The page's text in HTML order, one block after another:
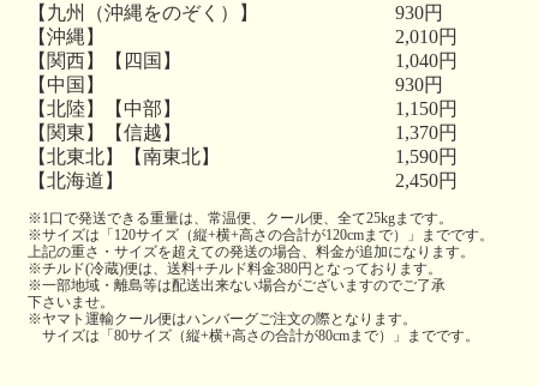
【九州（沖縄をのぞく）】
930円
【沖縄】
2,010円
【関西】【四国】
1,040円
【中国】
930円
【北陸】【中部】
1,150円
【関東】【信越】
1,370円
【北東北】【南東北】
1,590円
【北海道】
2,450円
※1口で発送できる重量は、常温便、クール便、全て25kgまです。
※サイズは「120サイズ（縦+横+高さの合計が120cmまで）」までです。
上記の重さ・サイズを超えての発送の場合、料金が追加になります。
※チルド(冷蔵)便は、送料+チルド料金380円となっております。
※一部地域・離島等は配送出来ない場合がございますのでご了承
下さいませ。
※ヤマト運輸クール便はハンバーグご注文の際となります。
サイズは「80サイズ（縦+横+高さの合計が80cmまで）」までです。